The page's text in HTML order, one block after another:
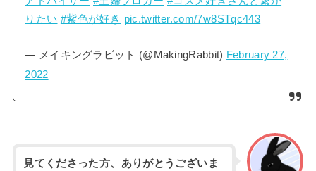
りたい #紫色が好き pic.twitter.com/7w8STqc443
— メイキングラビット (@MakingRabbit) February 27,
2022
見てくださった方、ありがとうございま